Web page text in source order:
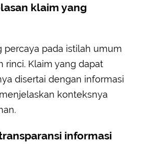
klaim yang
percaya pada istilah umum
rinci. Klaim yang dapat
disertai dengan informasi
konteksnya
informasi